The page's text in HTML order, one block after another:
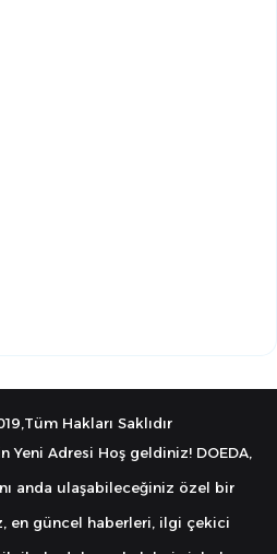
Hakları Saklıdır
Yeni Adresi Hoş geldiniz! DOEDA,
anda ulaşabileceğiniz özel bir
en güncel haberleri, ilgi çekici